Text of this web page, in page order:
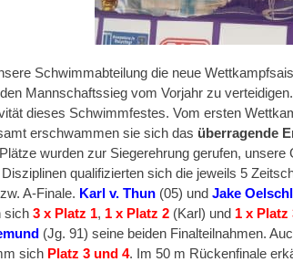
Schwimmabteilung die neue
Mannschaftssieg vom Vorjahr zu
dieses Schwimmfestes. Vom ersten
erschwammen sie sich das überragende
wurden zur Siegerehrung gerufen,
qualifizierten sich die jeweils 5
A-Finale. Karl v. Thun (05) und Jake
sich 3 x Platz 1, 1 x Platz 2 (Karl) und 1 x Platz
(Jg. 91) seine beiden Finalteilnahmen.
sich Platz 3 und 4. Im 50 m Rückenfinale